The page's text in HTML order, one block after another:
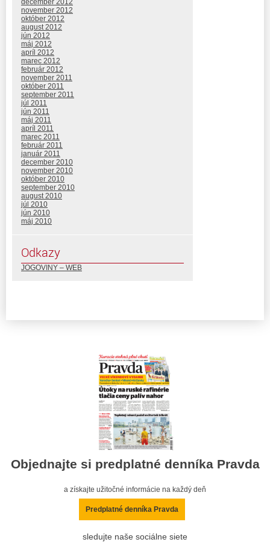
december 2012
november 2012
október 2012
august 2012
jún 2012
máj 2012
apríl 2012
marec 2012
február 2012
november 2011
október 2011
september 2011
júl 2011
jún 2011
máj 2011
apríl 2011
marec 2011
február 2011
január 2011
december 2010
november 2010
október 2010
september 2010
august 2010
júl 2010
jún 2010
máj 2010
Odkazy
JOGOVINY – WEB
Objednajte si predplatné denníka Pravda
a získajte užitočné informácie na každý deň
Predplatné denníka Pravda
sledujte naše sociálne siete